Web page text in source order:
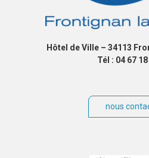
Hôtel de Ville – 34113
Tél : 04 67
nous